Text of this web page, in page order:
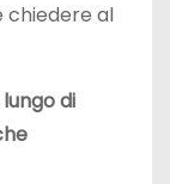
chiedere al
di